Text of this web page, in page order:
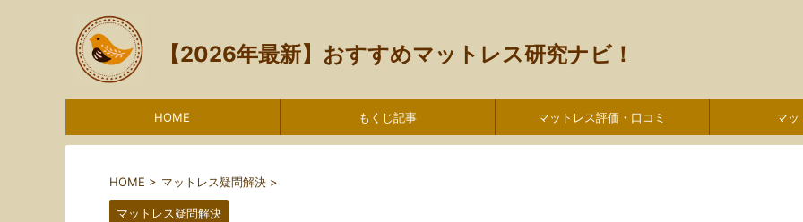
【2026年最新】おすすめマットレス研究ナビ！
HOME もくじ記事 マットレス評価・口コミ マッ
HOME > マットレス疑問解決 >
マットレス疑問解決